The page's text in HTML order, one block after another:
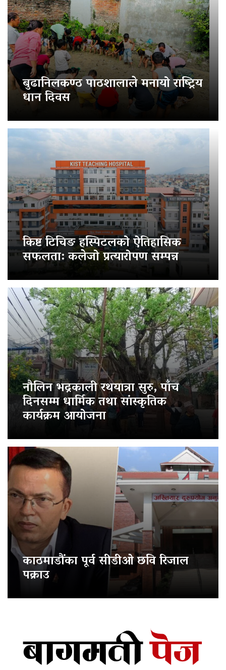
बुढानिलकण्ठ पाठशालाले मनायो राष्ट्रिय
धान दिवस
किष्ट टिचिङ हस्पिटलको ऐतिहासिक
सफलता: कलेजो प्रत्यारोपण सम्पन्न
नौलिन भद्रकाली रथयात्रा सुरु, पाँच
दिनसम्म धार्मिक तथा सांस्कृतिक
कार्यक्रम आयोजना
काठमाडौंका पूर्व सीडीओ छवि रिजाल
पक्राउ